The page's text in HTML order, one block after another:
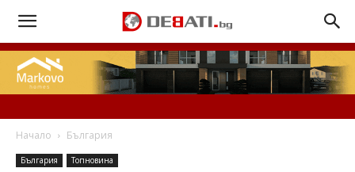
Начало България
България Топновина